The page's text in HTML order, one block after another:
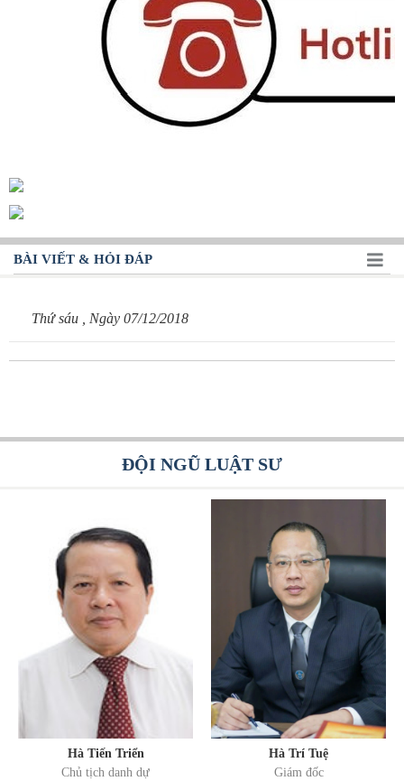
BÀI VIẾT & HỎI ĐÁP
Thứ sáu , Ngày 07/12/2018
ĐỘI NGŨ LUẬT SƯ
Hà Tiến Triển
Chủ tịch danh dự
Hà Trí Tuệ
Giám đốc